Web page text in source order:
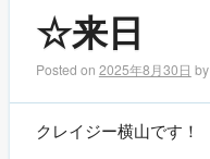
☆来日
Posted on 2025年8月30日 by
クレイジー横山です！